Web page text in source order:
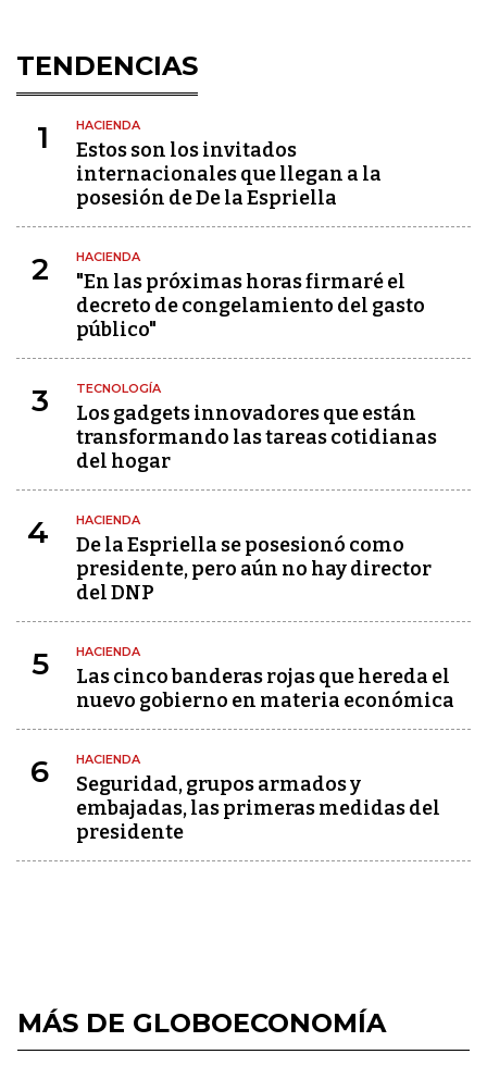
TENDENCIAS
1 HACIENDA
Estos son los invitados
internacionales que llegan a la
posesión de De la Espriella
2 HACIENDA
"En las próximas horas firmaré el
decreto de congelamiento del gasto
público"
3 TECNOLOGÍA
Los gadgets innovadores que están
transformando las tareas cotidianas
del hogar
4 HACIENDA
De la Espriella se posesionó como
presidente, pero aún no hay director
del DNP
5 HACIENDA
Las cinco banderas rojas que hereda el
nuevo gobierno en materia económica
6 HACIENDA
Seguridad, grupos armados y
embajadas, las primeras medidas del
presidente
MÁS DE GLOBOECONOMÍA